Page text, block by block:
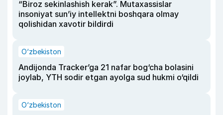
“Biroz sekinlashish kerak”. Mutaxassislar
insoniyat sun’iy intellektni boshqara olmay
qolishidan xavotir bildirdi
O‘zbekiston
Andijonda Tracker’ga 21 nafar bog‘cha bolasini
joylab, YTH sodir etgan ayolga sud hukmi o‘qildi
O‘zbekiston